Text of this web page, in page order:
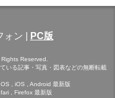
ォン PC版
Reserved.
いる記事・写真・図表などの無断転載
, iOS , Android 最新版
, Firefox 最新版